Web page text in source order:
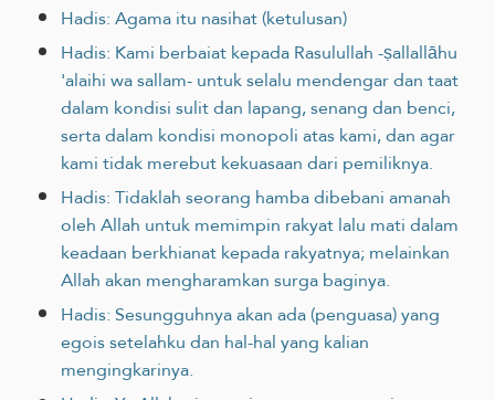
Hadis: Agama itu nasihat (ketulusan)
Hadis: Kami berbaiat kepada Rasulullah -ṣallallāhu
'alaihi wa sallam- untuk selalu mendengar dan taat
dalam kondisi sulit dan lapang, senang dan benci,
serta dalam kondisi monopoli atas kami, dan agar
kami tidak merebut kekuasaan dari pemiliknya.
Hadis: Tidaklah seorang hamba dibebani amanah
oleh Allah untuk memimpin rakyat lalu mati dalam
keadaan berkhianat ‎kepada rakyatnya; melainkan
Allah akan mengharamkan surga baginya.‎
Hadis: Sesungguhnya akan ada (penguasa) yang
egois setelahku dan hal-hal yang kalian
mengingkarinya.